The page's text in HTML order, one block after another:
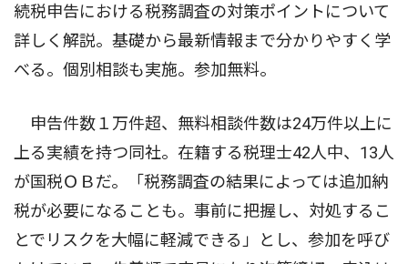
続税申告における税務調査の対策ポイントについて
詳しく解説。基礎から最新情報まで分かりやすく学
べる。個別相談も実施。参加無料。
申告件数１万件超、無料相談件数は24万件以上に
上る実績を持つ同社。在籍する税理士42人中、13人
が国税ＯＢだ。「税務調査の結果によっては追加納
税が必要になることも。事前に把握し、対処するこ
とでリスクを大幅に軽減できる」とし、参加を呼び